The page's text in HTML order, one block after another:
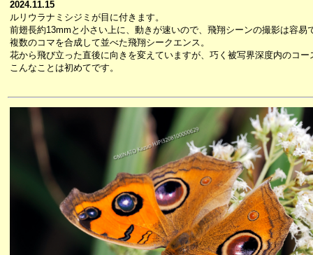
2024.11.15
ルリウラナミシジミが目に付きます。
前翅長約13mmと小さい上に、動きが速いので、飛翔シーンの撮影は容易
複数のコマを合成して並べた飛翔シークエンス。
花から飛び立った直後に向きを変えていますが、巧く被写界深度内のコ
こんなことは初めてです。